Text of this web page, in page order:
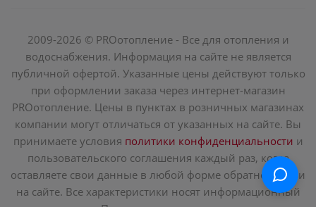
2009-2026 © PROотопление - Все для отопления и
водоснабжения. Информация на сайте не является
публичной офертой. Указанные цены действуют только
при оформлении заказа через интернет-магазин
PROотопление. Цены в пунктах в розничных магазинах
компании могут отличаться от указанных на сайте. Вы
принимаете условия политики конфиденциальности и
пользовательского соглашения каждый раз, когда
оставляете свои данные в любой форме обратной связи
на сайте. Все характеристики носят информационный